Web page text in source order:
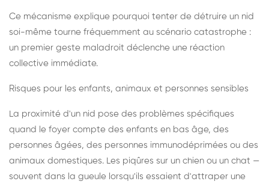
Ce mécanisme explique pourquoi tenter de détruire un nid
soi-même tourne fréquemment au scénario catastrophe :
un premier geste maladroit déclenche une réaction
collective immédiate.
Risques pour les enfants, animaux et personnes sensibles
La proximité d'un nid pose des problèmes spécifiques
quand le foyer compte des enfants en bas âge, des
personnes âgées, des personnes immunodéprimées ou des
animaux domestiques. Les piqûres sur un chien ou un chat —
souvent dans la gueule lorsqu'ils essaient d'attraper une